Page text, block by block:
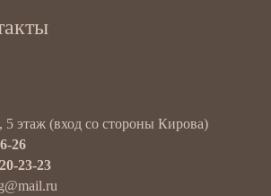
этаж (вход со стороны Кирова)
26
20-23-23